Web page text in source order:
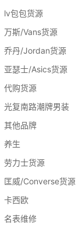
lv包包货源
万斯/Vans货源
乔丹/Jordan货源
亚瑟士/Asics货源
代购货源
光复南路潮牌男装
其他品牌
养生
劳力士货源
匡威/Converse货源
卡西欧
名表维修